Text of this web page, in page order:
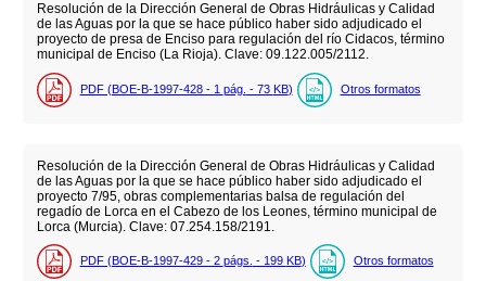
Resolución de la Dirección General de Obras Hidráulicas y Calidad
de las Aguas por la que se hace público haber sido adjudicado el
proyecto de presa de Enciso para regulación del río Cidacos, término
municipal de Enciso (La Rioja). Clave: 09.122.005/2112.
PDF (BOE-B-1997-428 - 1 pág. - 73 KB) Otros formatos
Resolución de la Dirección General de Obras Hidráulicas y Calidad
de las Aguas por la que se hace público haber sido adjudicado el
proyecto 7/95, obras complementarias balsa de regulación del
regadío de Lorca en el Cabezo de los Leones, término municipal de
Lorca (Murcia). Clave: 07.254.158/2191.
PDF (BOE-B-1997-429 - 2 págs. - 199 KB) Otros formatos